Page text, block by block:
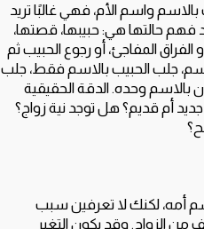
واسم الأم، فهي غالبًا تريد
فهم حالتها هي: حبيبها، قصتها،
المفاجئ، أو رجوع الحبيب ثم
جلب الحبيب بالاسم فقط، جلب
بالاسم وحده. الدقة الحقيقية
أم قديم؟ هل توجد نية زواج؟
أمه، لكنك لا تعرفين سبب
من الزواج. وقد يكون التغير